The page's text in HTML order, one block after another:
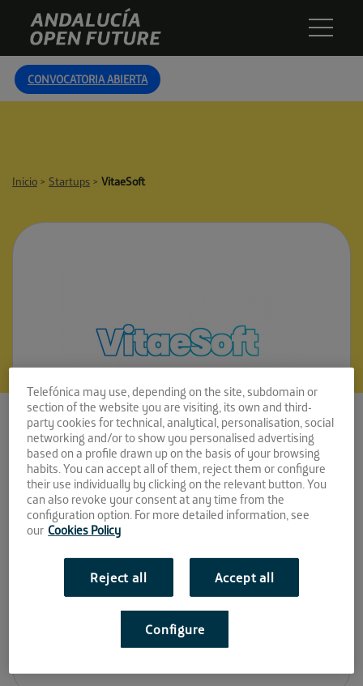
content
Andalucía
Open
Future
CONVOCATORIA ABIERTA
Inicio > Startups > VitaeSoft
VitaeSoft
Espacio:
EL CABLE
Convocatoria:
Diciembre 2017
Sitio web:
https://vitaesoftweb.com/
Telefónica may use, depending on the site, subdomain or
section of the website you are visiting, its own and third-
party cookies for technical, analytical, personalisation, social
networking and/or to show you personalised advertising
based on a profile drawn up on the basis of your browsing
habits. You can accept all of them, reject them or configure
their use individually by clicking on the relevant button. You
can also revoke your consent at any time from the
configuration option. For more detailed information, see
our Cookies Policy
Reject all Accept all
Configure